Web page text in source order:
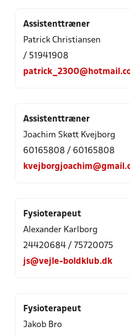
Assistenttræner
Patrick Christiansen
/ 51941908
Assistenttræner
Joachim Skøtt Kvejborg
60165808 / 60165808
Fysioterapeut
Alexander Karlborg
24420684 / 75720075
js@vejle-boldklub.dk
Fysioterapeut
Jakob Bro